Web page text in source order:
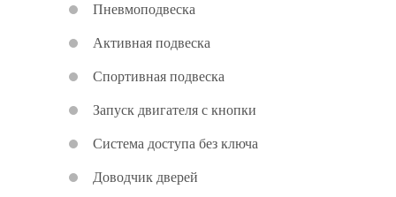
Пневмоподвеска
Активная подвеска
Спортивная подвеска
Запуск двигателя с кнопки
Система доступа без ключа
Доводчик дверей